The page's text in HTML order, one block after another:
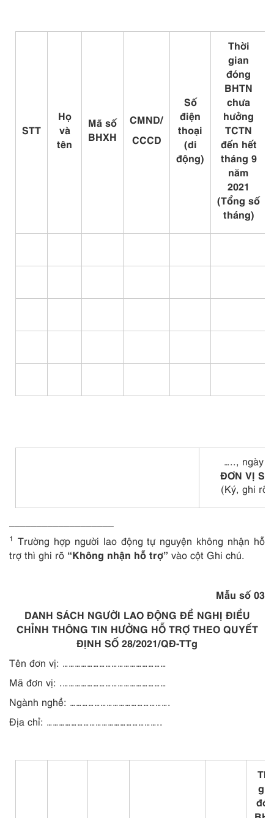
STT
Họ
và
tên
Mã số
BHXH
CMND/
CCCD
Số
điện
thoại
(di
động)
Thời
gian
đóng
BHTN
chưa
hưởng
TCTN
đến hết
tháng 9
năm
2021
(Tổng số
tháng)
….., ngày
ĐƠN VỊ
(Ký, ghi rõ
1 Trường hợp người lao động tự nguyện không nhận hỗ
trợ thì ghi rõ “Không nhận hỗ trợ” vào cột Ghi chú.
Mẫu số 03
DANH SÁCH NGƯỜI LAO ĐỘNG ĐỀ NGHỊ ĐIỀU
CHỈNH THÔNG TIN HƯỞNG HỖ TRỢ THEO QUYẾT
ĐỊNH SỐ 28/2021/QĐ-TTg
Tên đơn vị: ……………………………………………
Mã đơn vị: .……………………………………………
Ngành nghề: ………………………………………….
Địa chỉ: ………………………………………………..